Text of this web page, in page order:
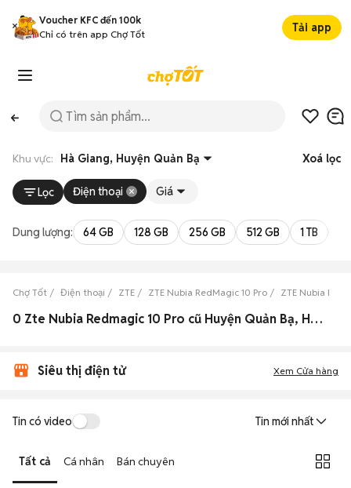
Voucher KFC đến 100k
Chỉ có trên app Chợ Tốt
Tải app
Khu vực: Hà Giang, Huyện Quản Bạ Xoá lọc
Lọc Điện thoại Giá
Dung lượng: 64 GB 128 GB 256 GB 512 GB 1 TB
Chợ Tốt Điện thoại ZTE ZTE Nubia RedMagic 10 Pro ZTE Nubia
0 Zte Nubia Redmagic 10 Pro cũ Huyện Quản Bạ, Hà Giang đẹp
Siêu thị điện tử Xem Cửa hàng
Tin có video Tin mới nhất
Tất cả Cá nhân Bán chuyên